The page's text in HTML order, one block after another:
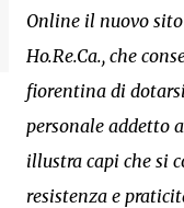
Online il nuovo
Ho.Re.Ca., che
fiorentina di dotarsi
personale addetto
illustra capi che si
resistenza e